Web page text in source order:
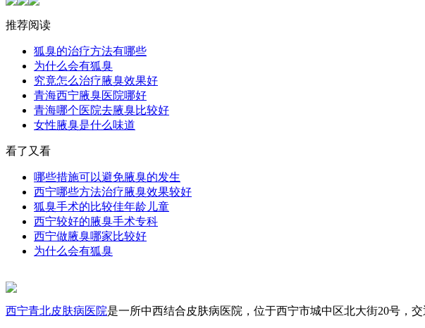
推荐阅读
狐臭的治疗方法有哪些
为什么会有狐臭
究竟怎么治疗腋臭效果好
青海西宁腋臭医院哪好
青海哪个医院去腋臭比较好
女性腋臭是什么味道
看了又看
哪些措施可以避免腋臭的发生
西宁哪些方法治疗腋臭效果较好
狐臭手术的比较佳年龄儿童
西宁较好的腋臭手术专科
西宁做腋臭哪家比较好
为什么会有狐臭
西宁青北皮肤病医院是一所中西结合皮肤病医院，位于西宁市城中区北大街20号，